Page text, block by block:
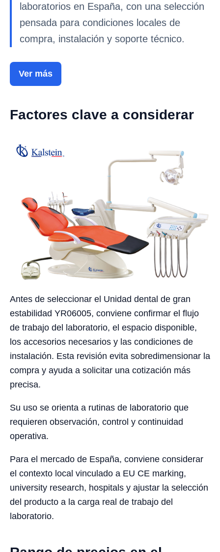
laboratorios en España, con una selección
pensada para condiciones locales de
compra, instalación y soporte técnico.
Ver más
Factores clave a considerar
Antes de seleccionar el Unidad dental de gran
estabilidad YR06005, conviene confirmar el flujo
de trabajo del laboratorio, el espacio disponible,
los accesorios necesarios y las condiciones de
instalación. Esta revisión evita sobredimensionar la
compra y ayuda a solicitar una cotización más
precisa.
Su uso se orienta a rutinas de laboratorio que
requieren observación, control y continuidad
operativa.
Para el mercado de España, conviene considerar
el contexto local vinculado a EU CE marking,
university research, hospitals y ajustar la selección
del producto a la carga real de trabajo del
laboratorio.